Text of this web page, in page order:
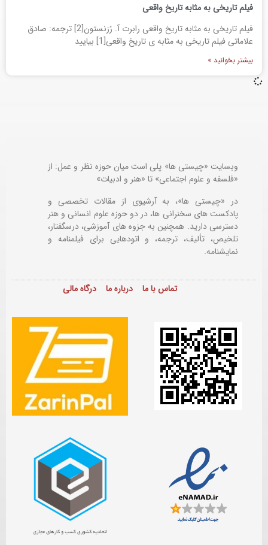
فیلم تاریخی به مثابه تاریخ واقعی
فیلم تاریخی به مثابه تاریخ واقعی رابرت آ. رُزنستون[2] ترجمه: صادق
علاماتی فیلم تاریخی به مثابه ی تاریخ واقعی[1] بیایید
بیشتر بخوانید »
وبسایت «چیستی ها» پلی است میان حوزه نظر و عمل: از
«فلسفه و علوم اجتماعی» تا «هنر و ادبیات»
در «چیستی ها»، به آرشیوی از مقالات تخصصی و
پادکست های سخنرانی ها، در دو حوزه علوم انسانی و هنر
دسترسی دارید. همچنین به جزوه های آموزشی، درسگفتار،
تلخیص، تألیف، ترجمه، و اتودهایی برایفیلمنامه و
نمایشنامه.
تماس با ما درباره ما درگاه مالی